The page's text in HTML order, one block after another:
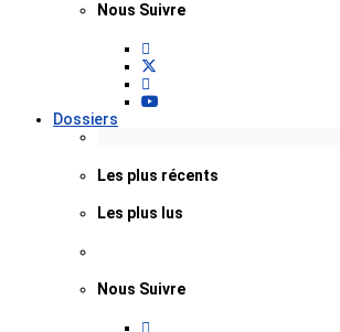
Nous Suivre
Dossiers
Les plus récents
Les plus lus
Nous Suivre